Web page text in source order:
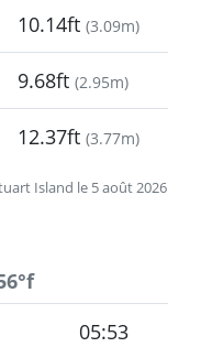
Island le 5 août 2026
10.14ft (3.09m)
9.68ft (2.95m)
12.37ft (3.77m)
05:53